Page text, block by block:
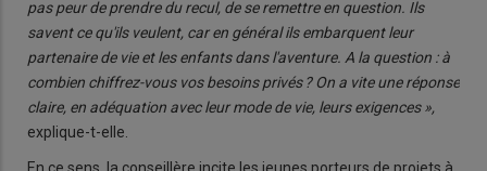
pas peur de prendre du recul, de se remettre en question. Ils
savent ce qu'ils veulent, car en général ils embarquent leur
partenaire de vie et les enfants dans l'aventure. A la question : à
combien chiffrez-vous vos besoins privés ? On a vite une réponse
claire, en adéquation avec leur mode de vie, leurs exigences »,
explique-t-elle.
En ce sens, la conseillère incite les jeunes porteurs de projets à